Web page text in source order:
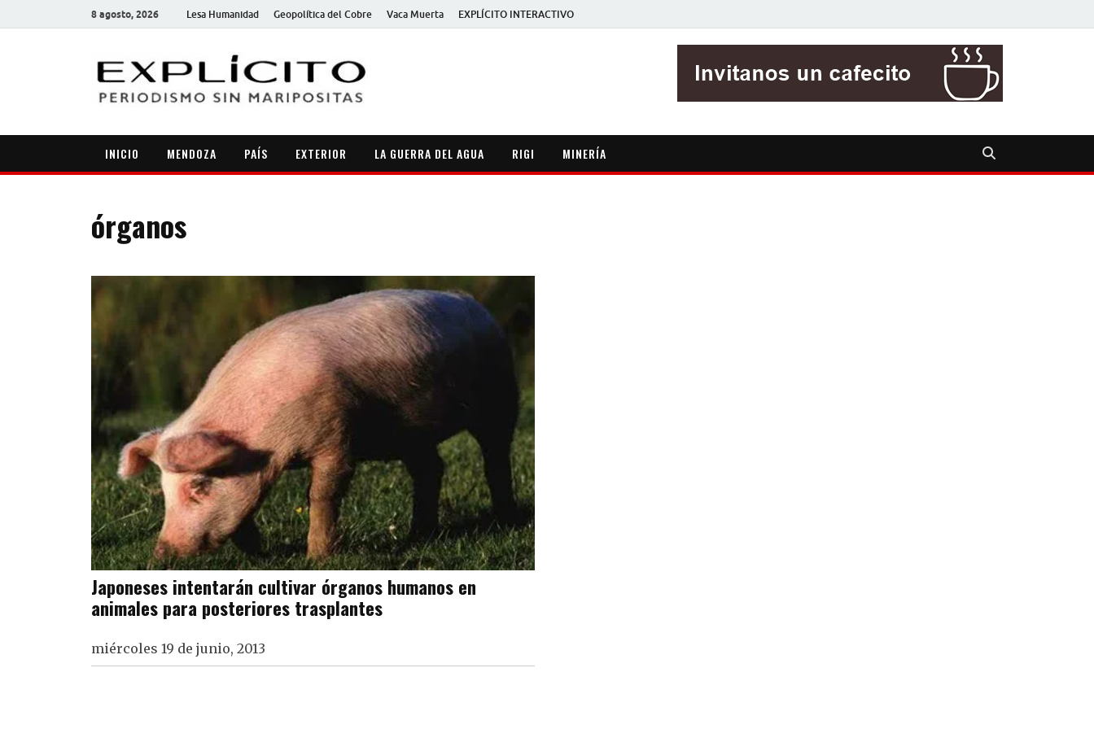
8 agosto, 2026 Lesa Humanidad Geopolítica del Cobre Vaca Muerta EXPLÍCITO INTERACTIVO
INICIO MENDOZA PAÍS EXTERIOR LA GUERRA DEL AGUA RIGI MINERÍA
órganos
Japoneses intentarán cultivar órganos humanos en
animales para posteriores trasplantes
miércoles 19 de junio, 2013